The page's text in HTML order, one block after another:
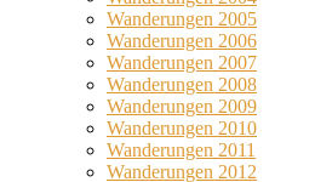
Wanderungen 2005
Wanderungen 2006
Wanderungen 2007
Wanderungen 2008
Wanderungen 2009
Wanderungen 2010
Wanderungen 2011
Wanderungen 2012